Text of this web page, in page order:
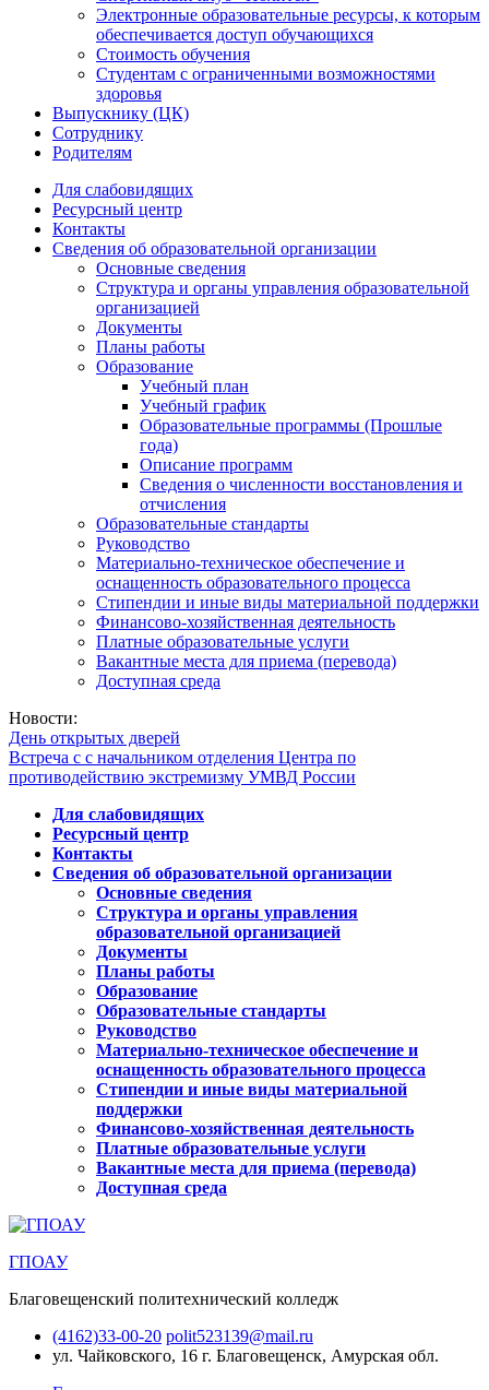
Электронные образовательные ресурсы, к которым
обеспечивается доступ обучающихся
Стоимость обучения
Студентам с ограниченными возможностями
здоровья
Выпускнику (ЦК)
Сотруднику
Родителям
Для слабовидящих
Ресурсный центр
Контакты
Сведения об образовательной организации
Основные сведения
Структура и органы управления образовательной
организацией
Документы
Планы работы
Образование
Учебный план
Учебный график
Образовательные программы (Прошлые
года)
Описание программ
Сведения о численности восстановления и
отчисления
Образовательные стандарты
Руководство
Материально-техническое обеспечение и
оснащенность образовательного процесса
Стипендии и иные виды материальной поддержки
Финансово-хозяйственная деятельность
Платные образовательные услуги
Вакантные места для приема (перевода)
Доступная среда
Новости:
День открытых дверей
Встреча с с начальником отделения Центра по
противодействию экстремизму УМВД России
Для слабовидящих
Ресурсный центр
Контакты
Сведения об образовательной организации
Основные сведения
Структура и органы управления
образовательной организацией
Документы
Планы работы
Образование
Образовательные стандарты
Руководство
Материально-техническое обеспечение и
оснащенность образовательного процесса
Стипендии и иные виды материальной
поддержки
Финансово-хозяйственная деятельность
Платные образовательные услуги
Вакантные места для приема (перевода)
Доступная среда
ГПОАУ
Благовещенский политехнический колледж
(4162)33-00-20 polit523139@mail.ru
ул. Чайковского, 16 г. Благовещенск, Амурская обл.